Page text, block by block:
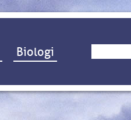
Biologi Søg